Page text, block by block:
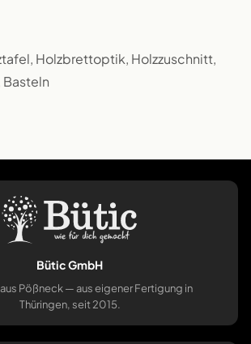
Holzbrettoptik, Holzzuschnitt,
Basteln
Bütic GmbH
Pößneck — aus eigener Fertigung in
Thüringen, seit 2015.